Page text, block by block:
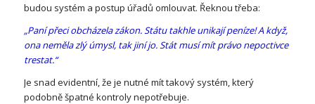
budou systém a postup úřadů omlouvat. Řeknou třeba:
„Paní přeci obcházela zákon. Státu takhle unikají peníze! A když,
ona neměla zlý úmysl, tak jiní jo. Stát musí mít právo nepoctivce
trestat.“
Je snad evidentní, že je nutné mít takový systém, který
podobně špatné kontroly nepotřebuje.